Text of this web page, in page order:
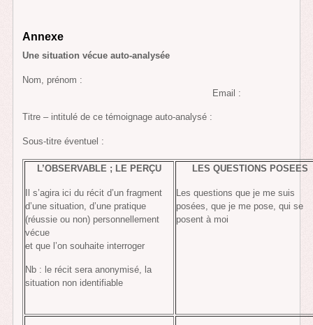
Annexe
Une situation vécue auto-analysée
Nom, prénom :
Email :
Titre – intitulé de ce témoignage auto-analysé :
Sous-titre éventuel :
L’OBSERVABLE ; LE PERÇU
Il s’agira ici du récit d’un fragment
d’une situation, d’une pratique
(réussie ou non) personnellement
vécue
et que l’on souhaite interroger
Nb : le récit sera anonymisé, la
situation non identifiable
LES QUESTIONS POSEES
Les questions que je me suis
posées, que je me pose, qui se
posent à moi